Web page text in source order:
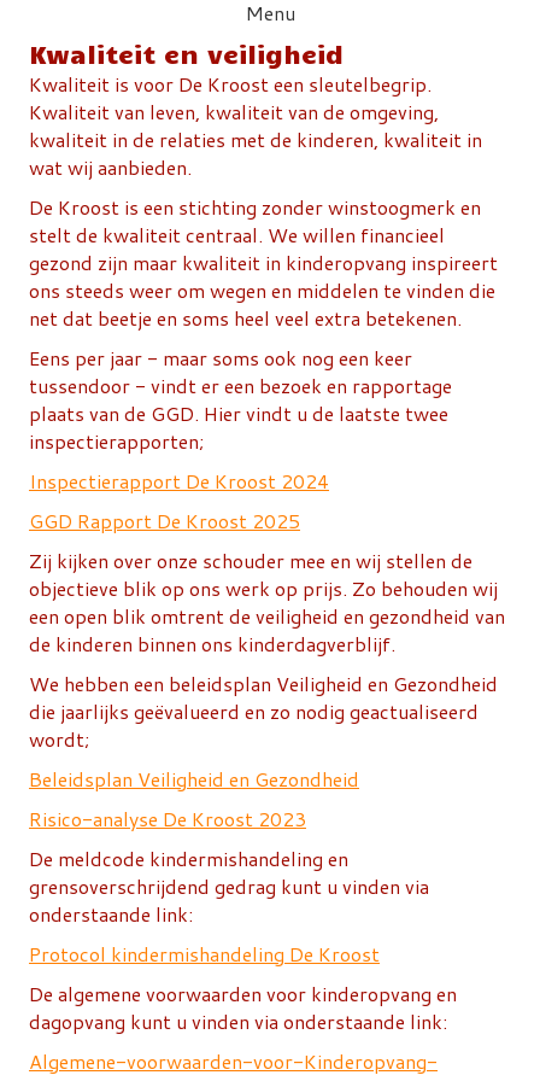
Menu
Kwaliteit en veiligheid
Kwaliteit is voor De Kroost een sleutelbegrip.
Kwaliteit van leven, kwaliteit van de omgeving,
kwaliteit in de relaties met de kinderen, kwaliteit in
wat wij aanbieden.
De Kroost is een stichting zonder winstoogmerk en
stelt de kwaliteit centraal. We willen financieel
gezond zijn maar kwaliteit in kinderopvang inspireert
ons steeds weer om wegen en middelen te vinden die
net dat beetje en soms heel veel extra betekenen.
Eens per jaar - maar soms ook nog een keer
tussendoor - vindt er een bezoek en rapportage
plaats van de GGD. Hier vindt u de laatste twee
inspectierapporten;
Inspectierapport De Kroost 2024
GGD Rapport De Kroost 2025
Zij kijken over onze schouder mee en wij stellen de
objectieve blik op ons werk op prijs. Zo behouden wij
een open blik omtrent de veiligheid en gezondheid van
de kinderen binnen ons kinderdagverblijf.
We hebben een beleidsplan Veiligheid en Gezondheid
die jaarlijks geëvalueerd en zo nodig geactualiseerd
wordt;
Beleidsplan Veiligheid en Gezondheid
Risico-analyse De Kroost 2023
De meldcode kindermishandeling en
grensoverschrijdend gedrag kunt u vinden via
onderstaande link:
Protocol kindermishandeling De Kroost
De algemene voorwaarden voor kinderopvang en
dagopvang kunt u vinden via onderstaande link:
Algemene-voorwaarden-voor-Kinderopvang-